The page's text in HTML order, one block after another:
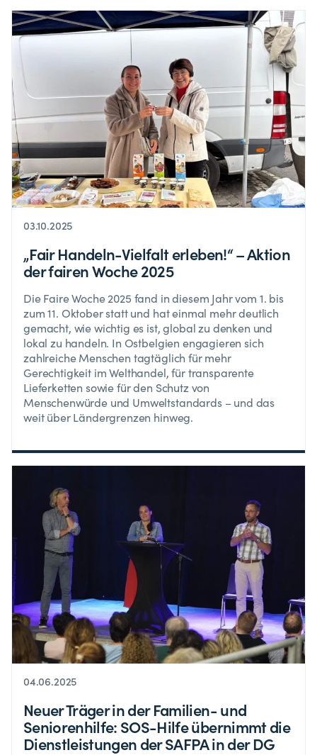
03.10.2025
„Fair Handeln-Vielfalt erleben!“ – Aktion
der fairen Woche 2025
Die Faire Woche 2025 fand in diesem Jahr vom 1. bis
zum 11. Oktober statt und hat einmal mehr deutlich
gemacht, wie wichtig es ist, global zu denken und
lokal zu handeln. In Ostbelgien engagieren sich
zahlreiche Menschen tagtäglich für mehr
Gerechtigkeit im Welthandel, für transparente
Lieferketten sowie für den Schutz von
Menschenwürde und Umweltstandards – und das
weit über Ländergrenzen hinweg.
04.06.2025
Neuer Träger in der Familien- und
Seniorenhilfe: SOS-Hilfe übernimmt die
Dienstleistungen der SAFPA in der DG